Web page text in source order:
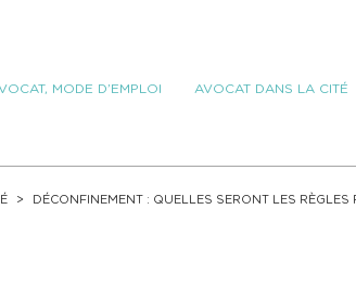
MODE D’EMPLOI AVOCAT DANS LA CITÉ
DÉCONFINEMENT : QUELLES SERONT LES RÈGLES